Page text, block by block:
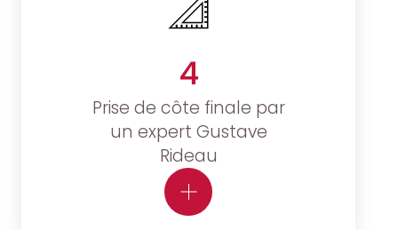
4
Prise de côte finale par
un expert Gustave
Rideau